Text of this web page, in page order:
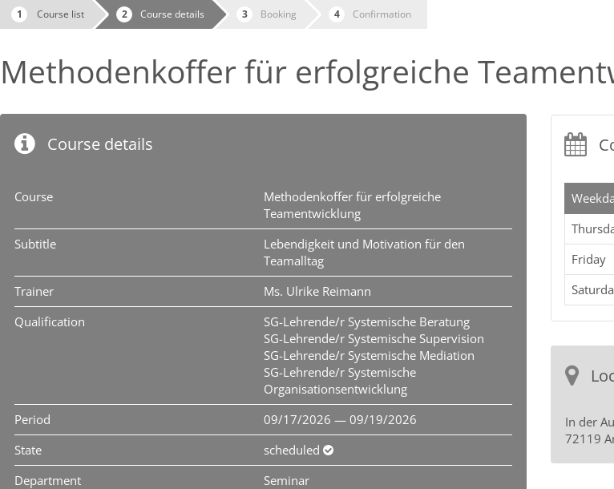
Course list Course details Booking Confirmation
Methodenkoffer für erfolgreiche
Course details
Course
Methodenkoffer für erfolgreiche
Teamentwicklung
Subtitle
Lebendigkeit und Motivation für den
Teamalltag
Trainer
Ms. Ulrike Reimann
Qualification
SG-Lehrende/r Systemische Beratung
SG-Lehrende/r Systemische Supervision
SG-Lehrende/r Systemische Mediation
SG-Lehrende/r Systemische
Organisationsentwicklung
Period
09/17/2026 — 09/19/2026
State
scheduled
Department
Seminar
Friday
In der
72119